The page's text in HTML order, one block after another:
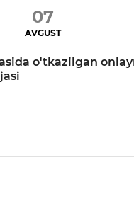
07
AVGUST
o'tkazilgan